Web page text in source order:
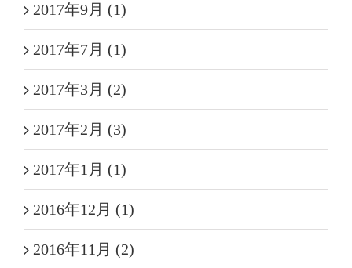
2017年9月 (1)
2017年7月 (1)
2017年3月 (2)
2017年2月 (3)
2017年1月 (1)
2016年12月 (1)
2016年11月 (2)